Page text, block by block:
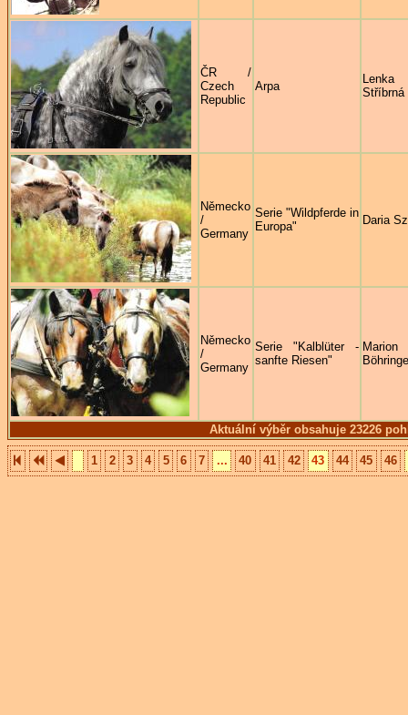
Aktuální výběr obsahuje 23226
ČR /
Czech
Republic
Arpa
Lenka
Stříbrná
Německo
/
Germany
Serie "Wildpferde in
Europa"
Daria
Německo
/
Germany
Serie "Kalblüter -
sanfte Riesen"
Marion
1 2 3 4 5 6 7 ... 40 41 42 43 44 45 46